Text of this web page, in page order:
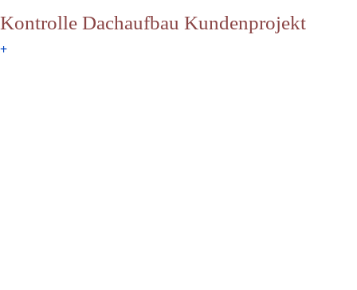
Kontrolle Dachaufbau Kundenprojekt
+